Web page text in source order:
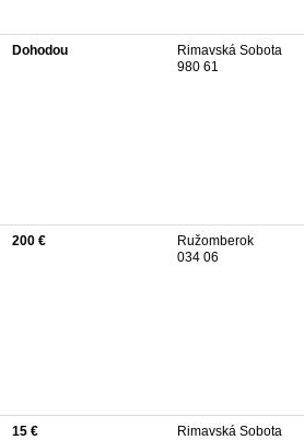
Dohodou
Rimavská Sobota
980 61
200 €
Ružomberok
034 06
15 €
Rimavská Sobota